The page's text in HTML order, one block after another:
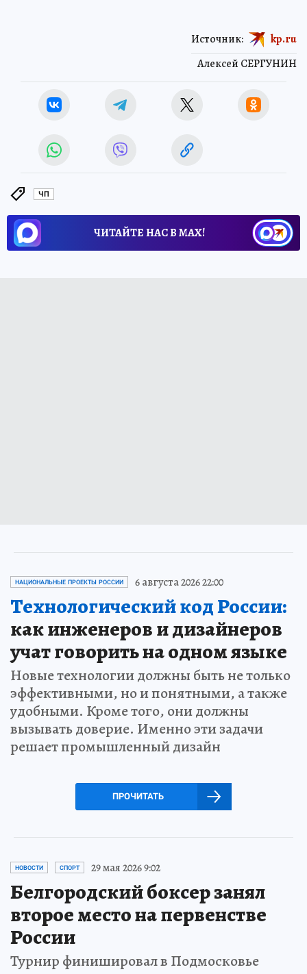
Алексей СЕРГУНИН
Источник: kp.ru
ЧП
ЧИТАЙТЕ НАС В МАХ!
НАЦИОНАЛЬНЫЕ ПРОЕКТЫ РОССИИ 6 августа 2026 22:00
Технологический код России:
как инженеров и дизайнеров
учат говорить на одном языке
Новые технологии должны быть не только
эффективными, но и понятными, а также
удобными. Кроме того, они должны
вызывать доверие. Именно эти задачи
решает промышленный дизайн
ПРОЧИТАТЬ
НОВОСТИ СПОРТ 29 мая 2026 9:02
Белгородский боксер занял
второе место на первенстве
России
Турнир финишировал в Подмосковье